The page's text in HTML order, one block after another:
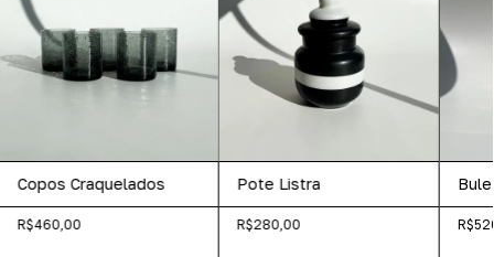
Copos Craquelados
R$460,00
Pote Listra
R$280,00